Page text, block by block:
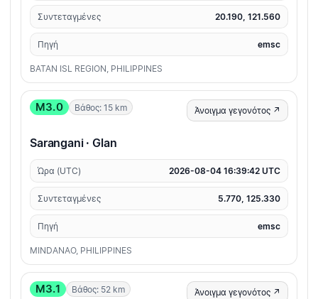
Συντεταγμένες 20.190, 121.560
Πηγή emsc
BATAN ISL REGION, PHILIPPINES
M3.0 Βάθος: 15 km Άνοιγμα γεγονότος ↗
Sarangani · Glan
Ώρα (UTC) 2026-08-04 16:39:42 UTC
Συντεταγμένες 5.770, 125.330
Πηγή emsc
MINDANAO, PHILIPPINES
M3.1 Βάθος: 52 km Άνοιγμα γεγονότος ↗